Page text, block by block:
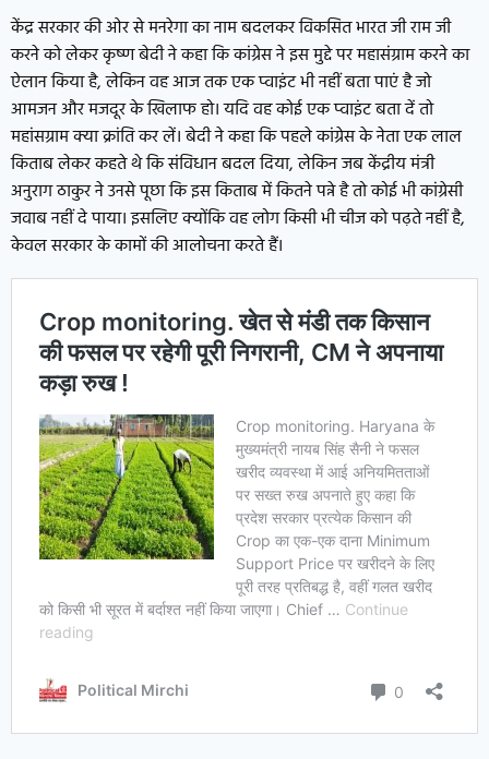
केंद्र सरकार की ओर से मनरेगा का नाम बदलकर विकसित भारत जी राम जी
करने को लेकर कृष्ण बेदी ने कहा कि कांग्रेस ने इस मुद्दे पर महासंग्राम करने का
ऐलान किया है, लेकिन वह आज तक एक प्वाइंट भी नहीं बता पाएं है जो
आमजन और मजदूर के खिलाफ हो। यदि वह कोई एक प्वाइंट बता दें तो
महांसग्राम क्या क्रांति कर लें। बेदी ने कहा कि पहले कांग्रेस के नेता एक लाल
किताब लेकर कहते थे कि संविधान बदल दिया, लेकिन जब केंद्रीय मंत्री
अनुराग ठाकुर ने उनसे पूछा कि इस किताब में कितने पन्ने है तो कोई भी कांग्रेसी
जवाब नहीं दे पाया। इसलिए क्योंकि वह लोग किसी भी चीज को पढ़ते नहीं है,
केवल सरकार के कामों की आलोचना करते हैं।